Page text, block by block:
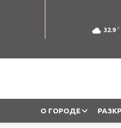
32.9 C
О ГОРОДЕ